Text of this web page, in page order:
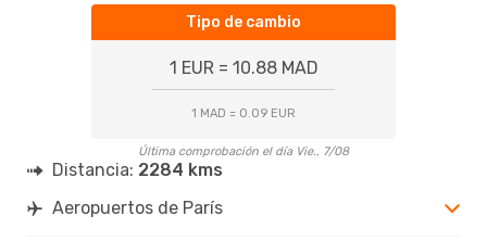
Tipo de cambio
1 EUR = 10.88 MAD
1 MAD = 0.09 EUR
Última comprobación el día Vie., 7/08
Distancia: 2284 kms
Aeropuertos de París